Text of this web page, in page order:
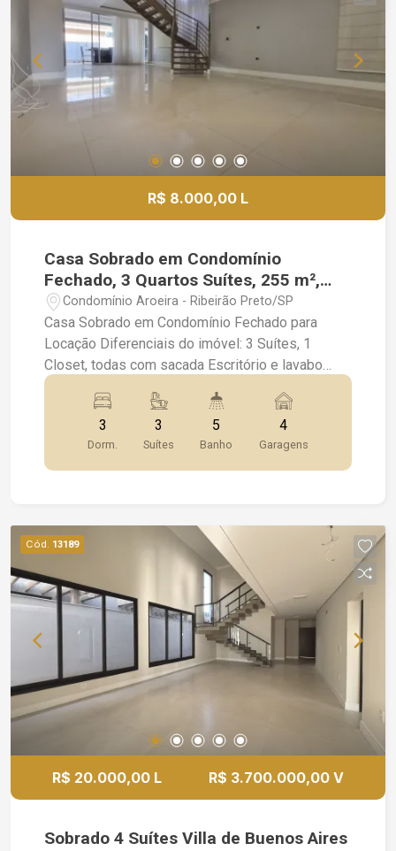
R$ 8.000,00 L
Casa Sobrado em Condomínio
Fechado, 3 Quartos Suítes, 255 m²,
Recreio das Acácias
Condomínio Aroeira - Ribeirão Preto/SP
Casa Sobrado em Condomínio Fechado para
Locação Diferenciais do imóvel: 3 Suítes, 1
Closet, todas com sacada Escritório e lavabo
Ampla sala integrada Sala íntima no andar
superior Cozinha equipada com cooktop Área de
serviço funcional 4 Vagas de garagem Lazer
privativo: Piscina Jardim Acabamentos e
conforto: Rica em armários planejados Ar-
moderna Condomínio com lazer completo:
Playground Campo de futebol Portaria 24 horas
Localização privilegiada em condomínio fechado.
3
Dorm.
3
Suítes
5
Banho
4
Garagens
Cód. 13189
R$ 20.000,00 L R$ 3.700.000,00 V
Sobrado 4 Suítes Villa de Buenos Aires